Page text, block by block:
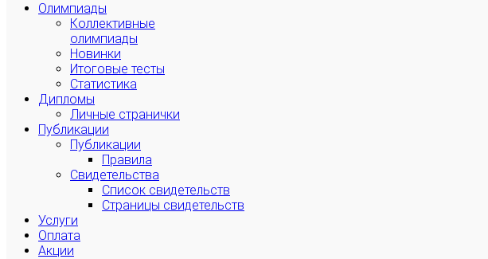
Олимпиады
Коллективные
олимпиады
Новинки
Итоговые тесты
Статистика
Дипломы
Личные странички
Публикации
Публикации
Правила
Свидетельства
Список свидетельств
Страницы свидетельств
Услуги
Оплата
Акции